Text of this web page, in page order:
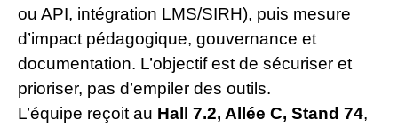
ou API, intégration LMS/SIRH), puis mesure
d’impact pédagogique, gouvernance et
documentation. L’objectif est de sécuriser et
prioriser, pas d’empiler des outils.
L’équipe reçoit au Hall 7.2, Allée C, Stand 74,